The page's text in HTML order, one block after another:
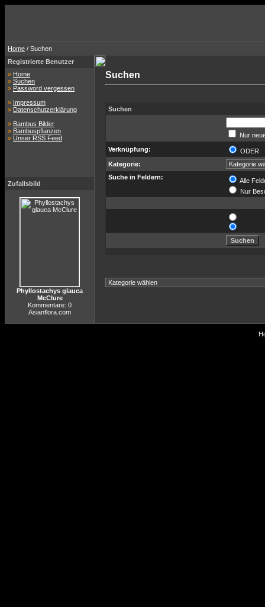
Home / Suchen
Registrierte Benutzer
» Home
» Suchen
» Password vergessen
» Impressum
» Datenschutzerklärung
» Bambus Bilder
» Bambuspflanzen
» Unser RSS Feed
Zufallsbild
Phyllostachys glauca
McClure
Kommentare: 0
Asianflora.com
Suchen
Suchen
Nur
Verknüpfung:
ODER
Kategorie:
Suche in Feldern:
Alle
Nur